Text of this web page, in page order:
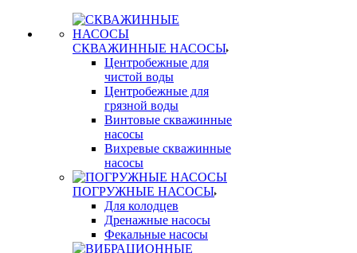
СКВАЖИННЫЕ НАСОСЫ
Центробежные для
чистой воды
Центробежные для
грязной воды
Винтовые скважинные
насосы
Вихревые скважинные
насосы
ПОГРУЖНЫЕ НАСОСЫ
Для колодцев
Дренажные насосы
Фекальные насосы